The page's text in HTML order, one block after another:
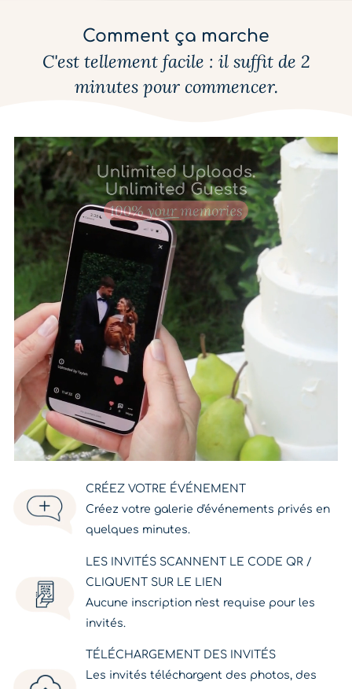
Comment ça marche
C'est tellement facile : il suffit de 2
minutes pour commencer.
CRÉEZ VOTRE ÉVÉNEMENT
Créez votre galerie d'événements privés en
quelques minutes.
LES INVITÉS SCANNENT LE CODE QR /
CLIQUENT SUR LE LIEN
Aucune inscription n'est requise pour les
invités.
TÉLÉCHARGEMENT DES INVITÉS
Les invités téléchargent des photos, des